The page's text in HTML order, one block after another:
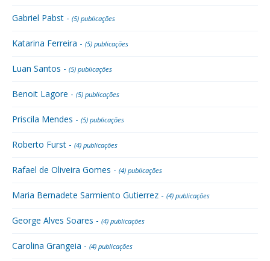
Gabriel Pabst - (5) publicações
Katarina Ferreira - (5) publicações
Luan Santos - (5) publicações
Benoit Lagore - (5) publicações
Priscila Mendes - (5) publicações
Roberto Furst - (4) publicações
Rafael de Oliveira Gomes - (4) publicações
Maria Bernadete Sarmiento Gutierrez - (4) publicações
George Alves Soares - (4) publicações
Carolina Grangeia - (4) publicações